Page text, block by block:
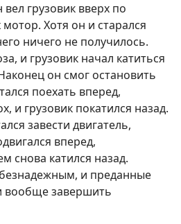
вел грузовик вверх по
мотор. Хотя он и старался
ничего не получилось.
и грузовик начал катиться
он смог остановить
поехать вперед,
и грузовик покатился назад.
завести двигатель,
вперед,
снова катился назад.
и преданные
вообще завершить